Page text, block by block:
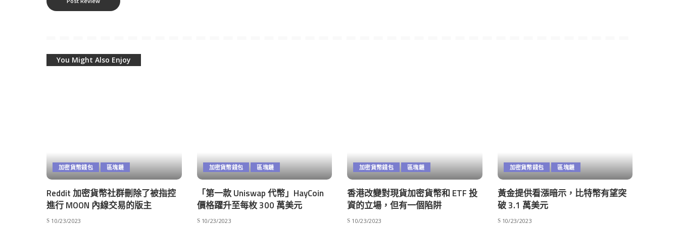
You Might Also Enjoy
加密貨幣錢包 區塊鏈
Reddit 加密貨幣社群刪除了被指控
進行 MOON 內線交易的版主
10/23/2023
加密貨幣錢包 區塊鏈
「第一款 Uniswap 代幣」HayCoin
價格躍升至每枚 300 萬美元
10/23/2023
加密貨幣錢包 區塊鏈
香港改變對現貨加密貨幣和 ETF 投
資的立場，但有一個陷阱
10/23/2023
加密貨幣錢包 區塊鏈
黃金提供看漲暗示，比特幣有望突
破 3.1 萬美元
10/23/2023